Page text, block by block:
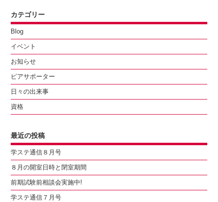
カテゴリー
Blog
イベント
お知らせ
ピアサポーター
日々の出来事
資格
最近の投稿
学ステ通信８月号
８月の開室日時と閉室期間
前期試験前相談会実施中!
学ステ通信７月号